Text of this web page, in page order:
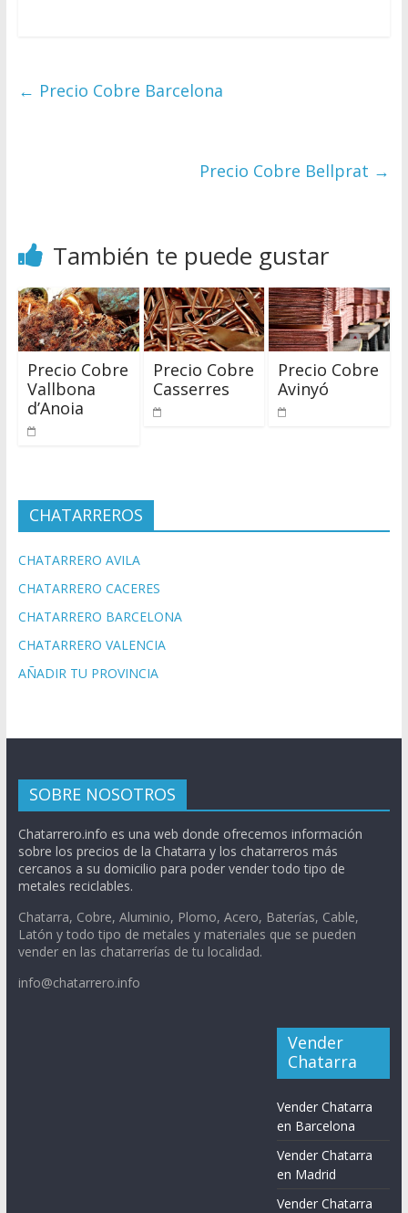
← Precio Cobre Barcelona
Precio Cobre Bellprat →
También te puede gustar
Precio Cobre
Vallbona
d’Anoia
Precio Cobre
Casserres
Precio Cobre
Avinyó
CHATARREROS
CHATARRERO AVILA
CHATARRERO CACERES
CHATARRERO BARCELONA
CHATARRERO VALENCIA
AÑADIR TU PROVINCIA
SOBRE NOSOTROS
Chatarrero.info es una web donde ofrecemos información
sobre los precios de la Chatarra y los chatarreros más
cercanos a su domicilio para poder vender todo tipo de
metales reciclables.
Chatarra, Cobre, Aluminio, Plomo, Acero, Baterías, Cable,
Latón y todo tipo de metales y materiales que se pueden
vender en las chatarrerías de tu localidad.
info@chatarrero.info
Vender
Chatarra
Vender Chatarra
en Barcelona
Vender Chatarra
en Madrid
Vender Chatarra